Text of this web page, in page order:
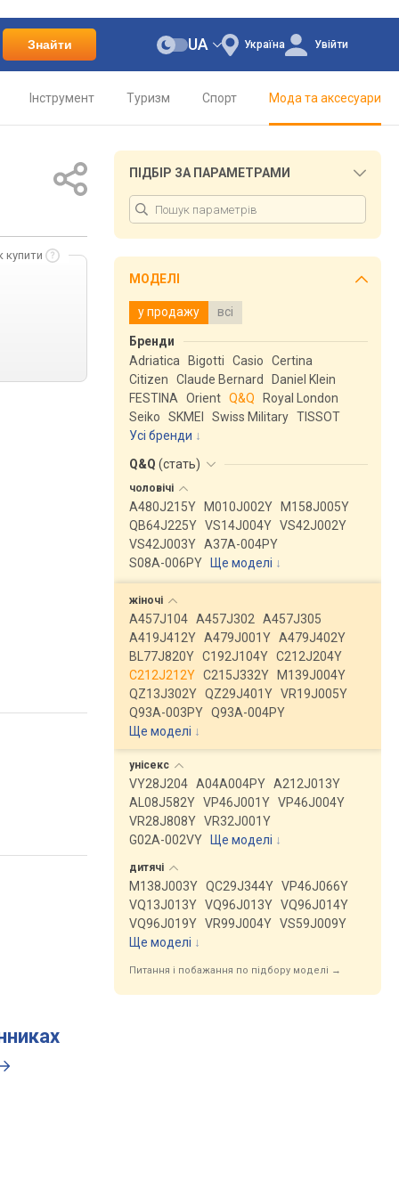
Знайти Україна
UA Увійти
Інструмент Туризм Спорт Мода та аксесуари
купити
ПІДБІР ЗА ПАРАМЕТРАМИ
МОДЕЛІ
у продажу всі
Бренди
Adriatica
Bigotti Casio
Certina
Citizen
Claude Bernard
Daniel Klein
FESTINA
Orient Q&Q
Royal London
Seiko
SKMEI Swiss Military TISSOT
Усі бренди
Q&Q (стать)
чоловічі
A480J215Y M010J002Y
M158J005Y
QB64J225Y VS14J004Y VS42J002Y
VS42J003Y A37A-004PY
S08A-006PY
Ще моделі ↓
жіночі
A457J104 A457J302
A457J305
A419J412Y A479J001Y A479J402Y
BL77J820Y C192J104Y C212J204Y
C212J212Y C215J332Y
M139J004Y
QZ13J302Y QZ29J401Y VR19J005Y
Q93A-003PY Q93A-004PY
Ще моделі ↓
унісекс
VY28J204 A04A004PY A212J013Y
AL08J582Y VP46J001Y VP46J004Y
VR28J808Y VR32J001Y
G02A-002VY
Ще моделі ↓
дитячі
M138J003Y QC29J344Y VP46J066Y
VQ13J013Y VQ96J013Y VQ96J014Y
VQ96J019Y VR99J004Y VS59J009Y
Ще моделі ↓
Питання і побажання по підбору моделі →